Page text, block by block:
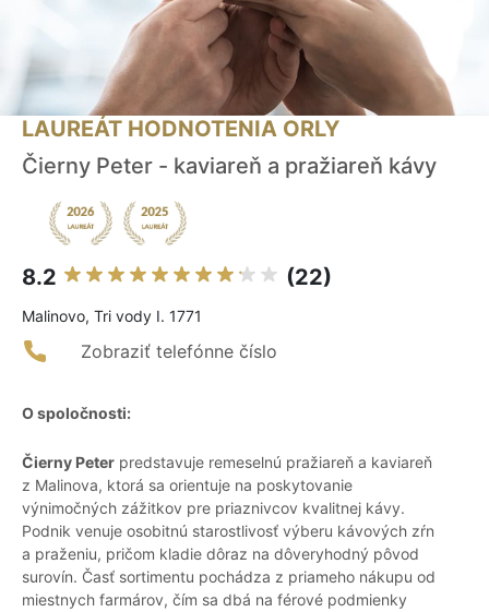
LAUREÁT HODNOTENIA ORLY
Čierny Peter - kaviareň a pražiareň kávy
8.2 (22)
Malinovo, Tri vody I. 1771
Zobraziť telefónne číslo
O spoločnosti:
Čierny Peter predstavuje remeselnú pražiareň a kaviareň
z Malinova, ktorá sa orientuje na poskytovanie
výnimočných zážitkov pre priaznivcov kvalitnej kávy.
Podnik venuje osobitnú starostlivosť výberu kávových zŕn
a praženiu, pričom kladie dôraz na dôveryhodný pôvod
surovín. Časť sortimentu pochádza z priameho nákupu od
miestnych farmárov, čím sa dbá na férové podmienky